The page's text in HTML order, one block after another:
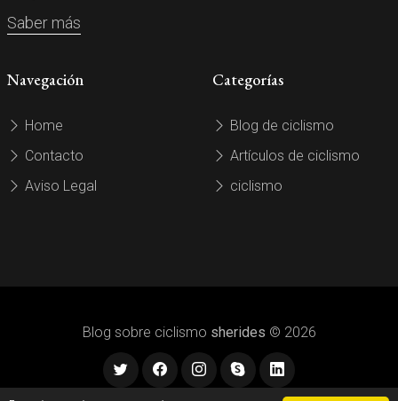
Saber más
Navegación
Home
Contacto
Aviso Legal
Categorías
Blog de ciclismo
Artículos de ciclismo
ciclismo
Blog sobre ciclismo sherides © 2026